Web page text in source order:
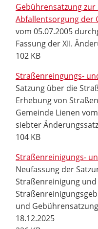
Gebührensatzung
Abfallentsorgung der
vom 05.07.2005
Fassung der XII.
102 KB
Straßenreingungs-
Satzung über die
Erhebung von
Gemeinde Lienen
siebter
104 KB
Straßenreinigungs-
Neufassung der
Straßenreinigung
und
18.12.2025